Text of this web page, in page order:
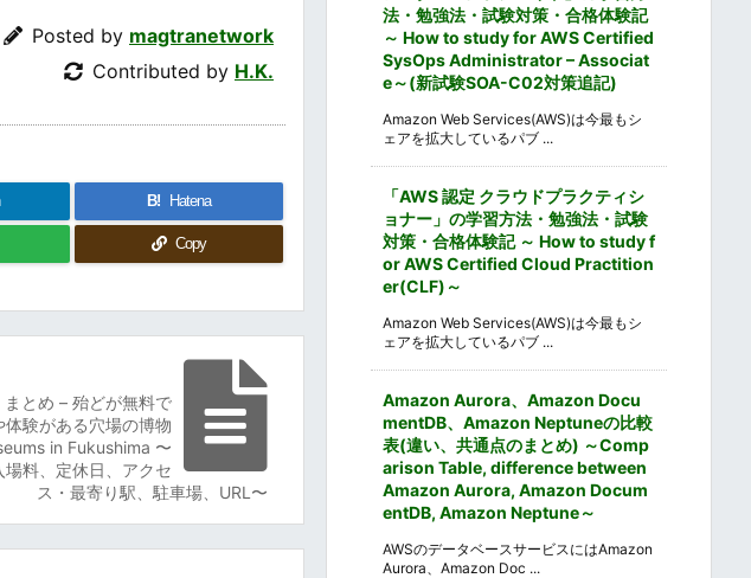
Posted by magtranetwork
Contributed by H.K.
B! Hatena
Copy
とめ – 殆どが無料で
験がある穴場の博物
in Fukushima 〜
料、定休日、アクセ
ス・最寄り駅、駐車場、URL〜
法・勉強法・試験対策・合格体験記
～ How to study for AWS Certified
SysOps Administrator – Associat
e～(新試験SOA-C02対策追記)
Amazon Web Services(AWS)は今最もシ
ェアを拡大しているパブ ...
「AWS 認定 クラウドプラクティシ
ョナー」の学習方法・勉強法・試験
対策・合格体験記 ～ How to study f
or AWS Certified Cloud Practition
er(CLF)～
Amazon Web Services(AWS)は今最もシ
ェアを拡大しているパブ ...
Amazon Aurora、Amazon Docu
mentDB、Amazon Neptuneの比較
表(違い、共通点のまとめ) ～Comp
arison Table, difference between
Amazon Aurora, Amazon Docum
entDB, Amazon Neptune～
AWSのデータベースサービスにはAmazon
Aurora、Amazon Doc ...